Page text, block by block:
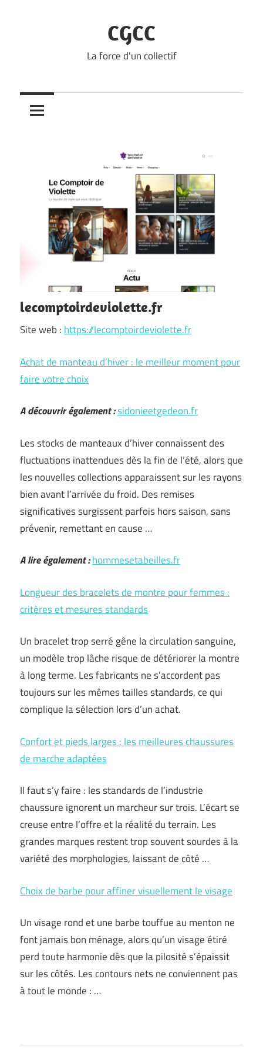
CGCC
La force d'un collectif
lecomptoirdeviolette.fr
Site web : https://lecomptoirdeviolette.fr
Achat de manteau d’hiver : le meilleur moment pour
faire votre choix
A découvrir également :sidonieetgedeon.fr
Les stocks de manteaux d’hiver connaissent des
fluctuations inattendues dès la fin de l’été, alors que
les nouvelles collections apparaissent sur les rayons
bien avant l’arrivée du froid. Des remises
significatives surgissent parfois hors saison, sans
prévenir, remettant en cause …
A lire également :hommesetabeilles.fr
Longueur des bracelets de montre pour femmes :
critères et mesures standards
Un bracelet trop serré gêne la circulation sanguine,
un modèle trop lâche risque de détériorer la montre
à long terme. Les fabricants ne s’accordent pas
toujours sur les mêmes tailles standards, ce qui
complique la sélection lors d’un achat.
Confort et pieds larges : les meilleures chaussures
de marche adaptées
Il faut s’y faire : les standards de l’industrie
chaussure ignorent un marcheur sur trois. L’écart se
creuse entre l’offre et la réalité du terrain. Les
grandes marques restent trop souvent sourdes à la
variété des morphologies, laissant de côté …
Choix de barbe pour affiner visuellement le visage
Un visage rond et une barbe touffue au menton ne
font jamais bon ménage, alors qu’un visage étiré
perd toute harmonie dès que la pilosité s’épaissit
sur les côtés. Les contours nets ne conviennent pas
à tout le monde : …